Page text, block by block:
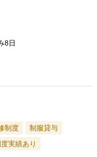
8日
制度
制服貸与
実績あり